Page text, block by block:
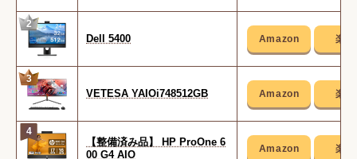
2
Dell 5400
3
VETESA YAIOi748512GB
4
【整備済み品】 HP ProOne 6
00 G4 AIO